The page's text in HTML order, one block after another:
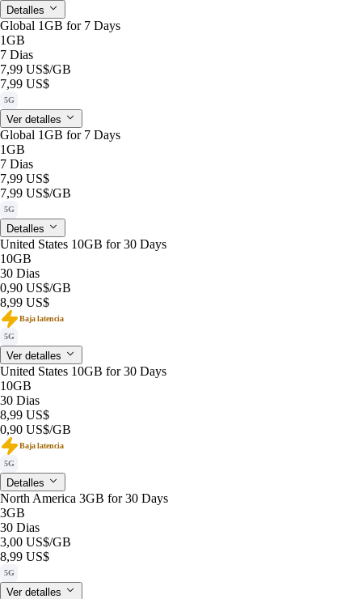
Detalles
Global 1GB for 7 Days
1GB
7 Dias
7,99 US$/GB
7,99 US$
5G
Ver detalles
Global 1GB for 7 Days
1GB
7 Dias
7,99 US$
7,99 US$/GB
5G
Detalles
United States 10GB for 30 Days
10GB
30 Dias
0,90 US$/GB
8,99 US$
Baja latencia
5G
Ver detalles
United States 10GB for 30 Days
10GB
30 Dias
8,99 US$
0,90 US$/GB
Baja latencia
5G
Detalles
North America 3GB for 30 Days
3GB
30 Dias
3,00 US$/GB
8,99 US$
5G
Ver detalles